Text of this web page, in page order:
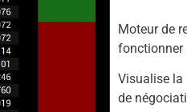
Moteur de
fonctionner
Visualise la
de